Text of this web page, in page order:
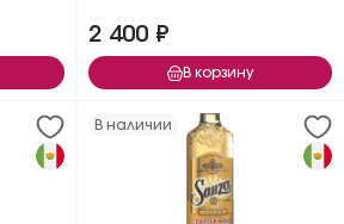
2 400 ₽
В корзину
В наличии